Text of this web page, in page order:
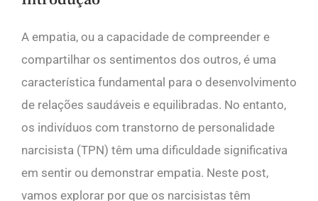
A empatia, ou a capacidade de compreender e
compartilhar os sentimentos dos outros, é uma
característica fundamental para o desenvolvimento
de relações saudáveis e equilibradas. No entanto,
os indivíduos com transtorno de personalidade
narcisista (TPN) têm uma dificuldade significativa
em sentir ou demonstrar empatia. Neste post,
vamos explorar por que os narcisistas têm